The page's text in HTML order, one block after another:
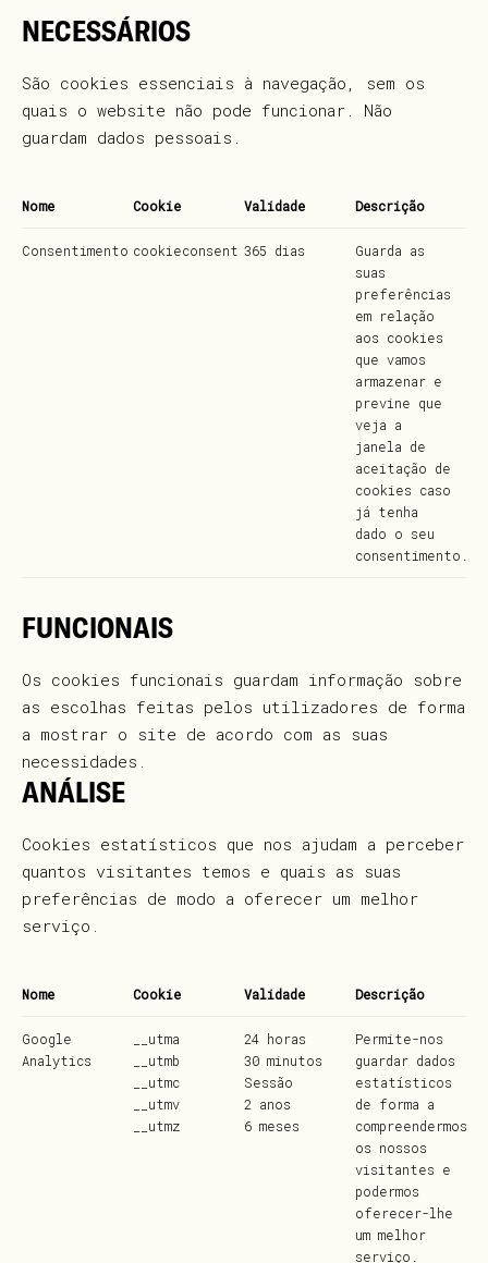
NECESSÁRIOS
São cookies essenciais à navegação, sem os
quais o website não pode funcionar. Não
guardam dados pessoais.
Nome Cookie Validade Descrição
Consentimento cookieconsent 365 dias
Guarda as
suas
preferências
em relação
aos cookies
que vamos
armazenar e
previne que
veja a
janela de
aceitação de
cookies caso
já tenha
dado o seu
consentimento.
FUNCIONAIS
Os cookies funcionais guardam informação sobre
as escolhas feitas pelos utilizadores de forma
a mostrar o site de acordo com as suas
necessidades.
ANÁLISE
Cookies estatísticos que nos ajudam a perceber
quantos visitantes temos e quais as suas
preferências de modo a oferecer um melhor
serviço.
Nome Cookie Validade Descrição
Google
Analytics
__utma
__utmb
__utmc
__utmv
__utmz
24 horas
30 minutos
Sessão
2 anos
6 meses
Permite-nos
guardar dados
estatísticos
de forma a
compreendermos
os nossos
visitantes e
podermos
oferecer-lhe
um melhor
serviço.